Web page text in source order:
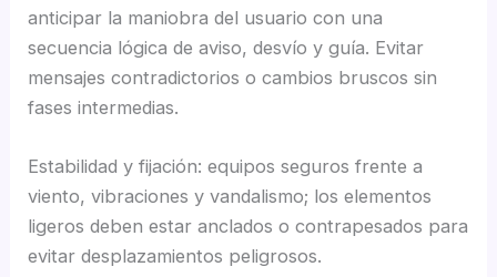
anticipar la maniobra del usuario con una
secuencia lógica de aviso, desvío y guía. Evitar
mensajes contradictorios o cambios bruscos sin
fases intermedias.
Estabilidad y fijación: equipos seguros frente a
viento, vibraciones y vandalismo; los elementos
ligeros deben estar anclados o contrapesados para
evitar desplazamientos peligrosos.